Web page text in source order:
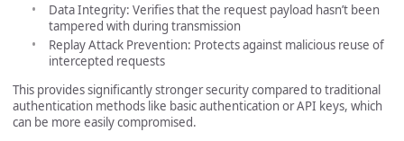
Data Integrity: Verifies that the request payload hasn’t been
tampered with during transmission
Replay Attack Prevention: Protects against malicious reuse of
intercepted requests
This provides significantly stronger security compared to traditional
authentication methods like basic authentication or API keys, which
can be more easily compromised.